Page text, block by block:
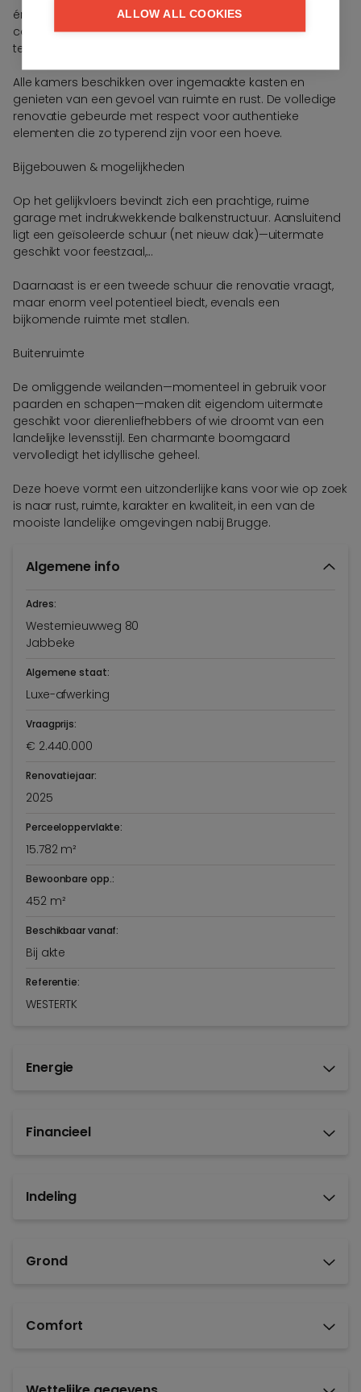
én nog twee bijkomende slaapkamers die samen een
comfortabele badkamer delen, voorzien van ligbad dat
tevens als douche gebruikt kan worden.
Alle kamers beschikken over ingemaakte kasten en
genieten van een gevoel van ruimte en rust. De volledige
renovatie gebeurde met respect voor authentieke
elementen die zo typerend zijn voor een hoeve.
Bijgebouwen & mogelijkheden
Op het gelijkvloers bevindt zich een prachtige, ruime
garage met indrukwekkende balkenstructuur. Aansluitend
ligt een geïsoleerde schuur (net nieuw dak)—uitermate
geschikt voor feestzaal,...
Daarnaast is er een tweede schuur die renovatie vraagt,
maar enorm veel potentieel biedt, evenals een
bijkomende ruimte met stallen.
Buitenruimte
De omliggende weilanden—momenteel in gebruik voor
paarden en schapen—maken dit eigendom uitermate
geschikt voor dierenliefhebbers of wie droomt van een
landelijke levensstijl. Een charmante boomgaard
vervolledigt het idyllische geheel.
Deze hoeve vormt een uitzonderlijke kans voor wie op zoek
is naar rust, ruimte, karakter en kwaliteit, in een van de
mooiste landelijke omgevingen nabij Brugge.
Algemene info
Adres:
Westernieuwweg 80
Jabbeke
Algemene staat:
Luxe-afwerking
Vraagprijs:
€ 2.440.000
Renovatiejaar:
2025
Perceeloppervlakte:
15.782 m²
Bewoonbare opp.:
452 m²
Beschikbaar vanaf:
Bij akte
Referentie:
WESTERTK
Energie
Financieel
Indeling
Grond
Comfort
ALLOW ALL COOKIES